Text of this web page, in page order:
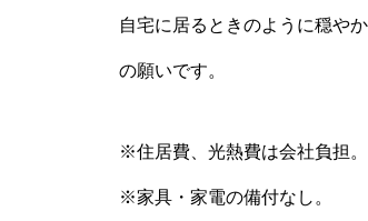
自宅に居るときのように穏や
の願いです。
※住居費、光熱費は会社負担。
※家具・家電の備付なし。